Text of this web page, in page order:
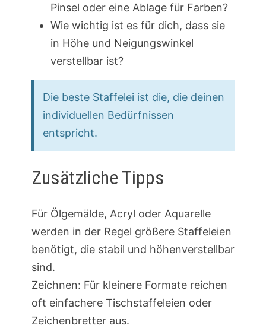
Pinsel oder eine Ablage für Farben?
Wie wichtig ist es für dich, dass sie
in Höhe und Neigungswinkel
verstellbar ist?
Die beste Staffelei ist die, die deinen
individuellen Bedürfnissen
entspricht.
Zusätzliche Tipps
Für Ölgemälde, Acryl oder Aquarelle
werden in der Regel größere Staffeleien
benötigt, die stabil und höhenverstellbar
sind.
Zeichnen: Für kleinere Formate reichen
oft einfachere Tischstaffeleien oder
Zeichenbretter aus.